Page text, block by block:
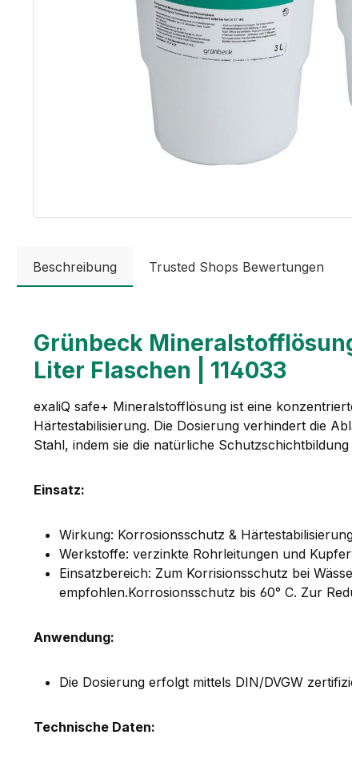
Beschreibung Trusted Shops Bewertungen
Grünbeck
Liter Flaschen | 114033
exaliQ safe+ Mineralstofflösung ist eine
Härtestabilisierung. Die Dosierung verhindert die
Stahl, indem sie die natürliche
Einsatz:
Wirkung: Korrosionsschutz &
Werkstoffe: verzinkte Rohrleitungen und
Einsatzbereich: Zum Korrisionsschutz bei
empfohlen.Korrosionsschutz bis 60° C. Zur
Anwendung:
Die Dosierung erfolgt mittels DIN/DVGW
Technische Daten: